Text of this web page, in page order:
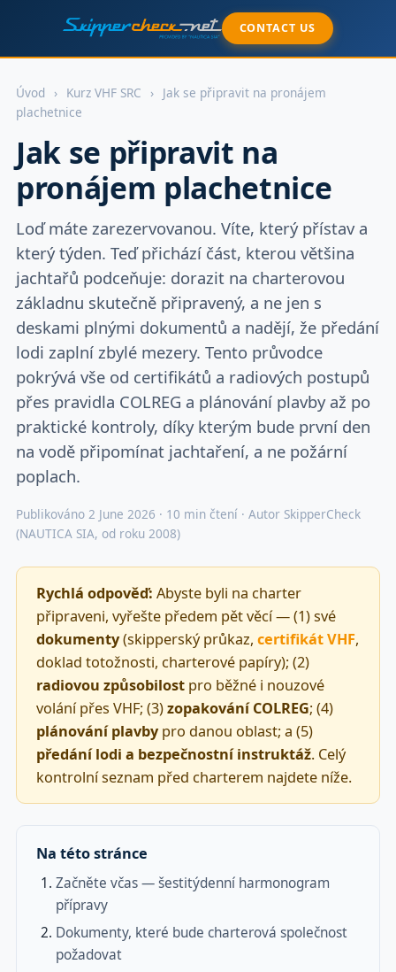
CONTACT US
Úvod › Kurz VHF SRC › Jak se připravit na pronájem
plachetnice
Jak se připravit na
pronájem plachetnice
Loď máte zarezervovanou. Víte, který přístav a
který týden. Teď přichází část, kterou většina
jachtařů podceňuje: dorazit na charterovou
základnu skutečně připravený, a ne jen s
deskami plnými dokumentů a nadějí, že předání
lodi zaplní zbylé mezery. Tento průvodce
pokrývá vše od certifikátů a radiových postupů
přes pravidla COLREG a plánování plavby až po
praktické kontroly, díky kterým bude první den
na vodě připomínat jachtaření, a ne požární
poplach.
Publikováno 2 June 2026 · 10 min čtení · Autor SkipperCheck
(NAUTICA SIA, od roku 2008)
Rychlá odpověď: Abyste byli na charter
připraveni, vyřešte předem pět věcí — (1) své
dokumenty(skipperský průkaz, certifikát VHF,
doklad totožnosti, charterové papíry); (2)
radiovou způsobilost pro běžné i nouzové
volání přes VHF; (3)zopakování COLREG; (4)
plánování plavbypro danou oblast; a (5)
předání lodi a bezpečnostní instruktáž. Celý
kontrolní seznam před charterem najdete níže.
Na této stránce
Začněte včas — šestitýdenní harmonogram
přípravy
Dokumenty, které bude charterová společnost
požadovat